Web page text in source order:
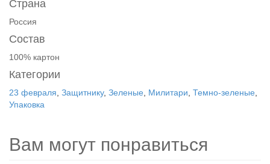
Страна
Россия
Состав
100% картон
Категории
23 февраля Защитнику, Зеленые Милитари Темно-зеленые
Упаковка
Вам могут понравиться